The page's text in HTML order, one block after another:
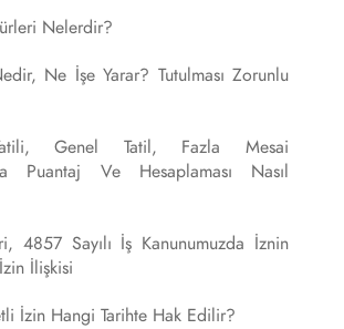
Nelerdir?
Ne İşe Yarar? Tutulması Zorunlu
Genel Tatil, Fazla Mesai
Puantaj Ve Hesaplaması Nasıl
4857 Sayılı İş Kanunumuzda İznin
İlişkisi
İzin Hangi Tarihte Hak Edilir?